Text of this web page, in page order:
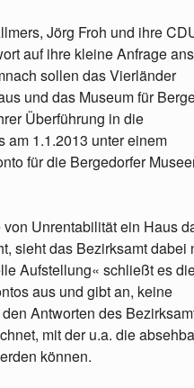
Jörg Froh und ihre
auf ihre kleine Anfrage ans
sollen das Vierländer
und das Museum für
Überführung in die
am 1.1.2013 unter einem
für die Bergedorfer
Unrentabilität ein Haus
sieht das Bezirksamt dabei
Aufstellung« schließt es
aus und gibt an, keine
Antworten des
mit der u.a. die
können.